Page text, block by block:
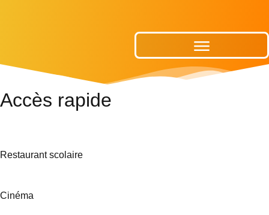
Accès rapide
Restaurant scolaire
Cinéma